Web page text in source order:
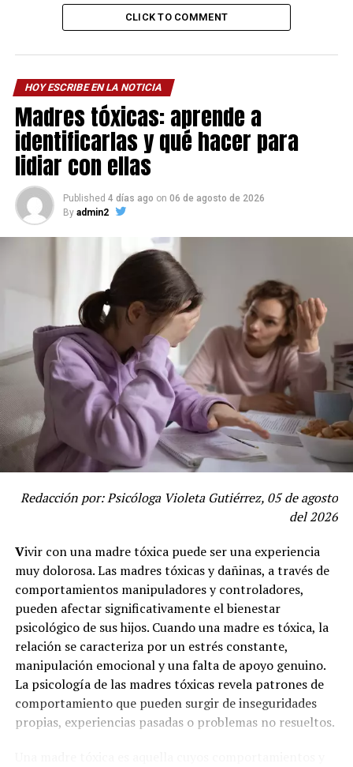
CLICK TO COMMENT
HOY ESCRIBE EN LA NOTICIA
Madres tóxicas: aprende a
identificarlas y qué hacer para
lidiar con ellas
Published 4 días ago on 06 de agosto de 2026
By admin2
Redacción por: Psicóloga Violeta Gutiérrez, 05 de agosto
del 2026
Vivir con una madre tóxica puede ser una experiencia
muy dolorosa. Las madres tóxicas y dañinas, a través de
comportamientos manipuladores y controladores,
pueden afectar significativamente el bienestar
psicológico de sus hijos. Cuando una madre es tóxica, la
relación se caracteriza por un estrés constante,
manipulación emocional y una falta de apoyo genuino.
La psicología de las madres tóxicas revela patrones de
comportamiento que pueden surgir de inseguridades
propias, experiencias pasadas o problemas no resueltos.